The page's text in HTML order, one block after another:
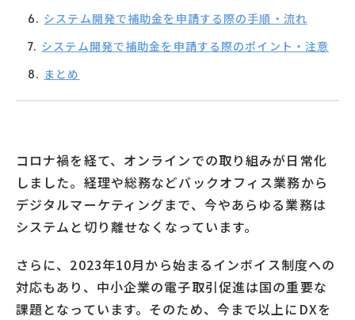
システム開発で補助金を申請する際の手順・流れ
システム開発で補助金を申請する際のポイント・注意
まとめ
コロナ禍を経て、オンラインでの取り組みが日常化
しました。経理や総務などバックオフィス業務から
デジタルマーケティングまで、今やあらゆる業務は
システムと切り離せなくなっています。
さらに、2023年10月から始まるインボイス制度への
対応もあり、中小企業の電子取引促進は国の重要な
課題となっています。そのため、今まで以上にDXを